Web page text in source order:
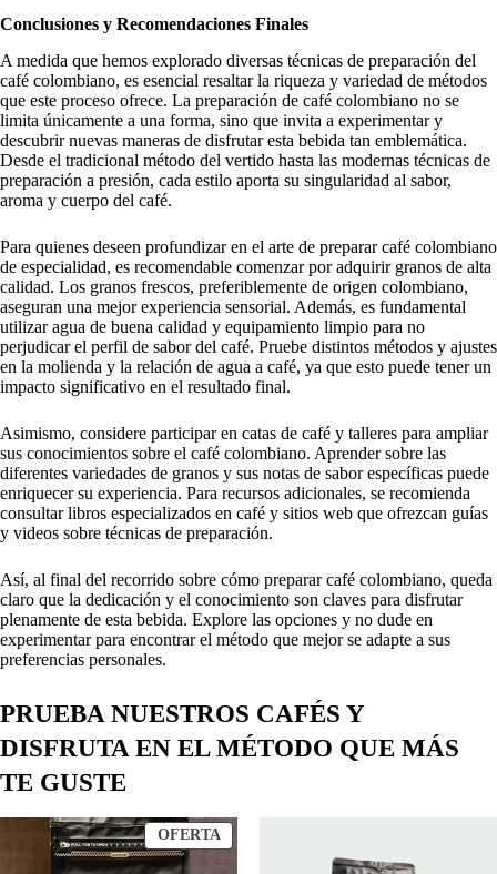
Conclusiones y Recomendaciones Finales
A medida que hemos explorado diversas técnicas de preparación del
café colombiano, es esencial resaltar la riqueza y variedad de métodos
que este proceso ofrece. La preparación de café colombiano no se
limita únicamente a una forma, sino que invita a experimentar y
descubrir nuevas maneras de disfrutar esta bebida tan emblemática.
Desde el tradicional método del vertido hasta las modernas técnicas de
preparación a presión, cada estilo aporta su singularidad al sabor,
aroma y cuerpo del café.
Para quienes deseen profundizar en el arte de preparar café colombiano
de especialidad, es recomendable comenzar por adquirir granos de alta
calidad. Los granos frescos, preferiblemente de origen colombiano,
aseguran una mejor experiencia sensorial. Además, es fundamental
utilizar agua de buena calidad y equipamiento limpio para no
perjudicar el perfil de sabor del café. Pruebe distintos métodos y ajustes
en la molienda y la relación de agua a café, ya que esto puede tener un
impacto significativo en el resultado final.
Asimismo, considere participar en catas de café y talleres para ampliar
sus conocimientos sobre el café colombiano. Aprender sobre las
diferentes variedades de granos y sus notas de sabor específicas puede
enriquecer su experiencia. Para recursos adicionales, se recomienda
consultar libros especializados en café y sitios web que ofrezcan guías
y videos sobre técnicas de preparación.
Así, al final del recorrido sobre cómo preparar café colombiano, queda
claro que la dedicación y el conocimiento son claves para disfrutar
plenamente de esta bebida. Explore las opciones y no dude en
experimentar para encontrar el método que mejor se adapte a sus
preferencias personales.
PRUEBA NUESTROS CAFÉS Y
DISFRUTA EN EL MÉTODO QUE MÁS
TE GUSTE
OFERTAPRODUCTO
EN